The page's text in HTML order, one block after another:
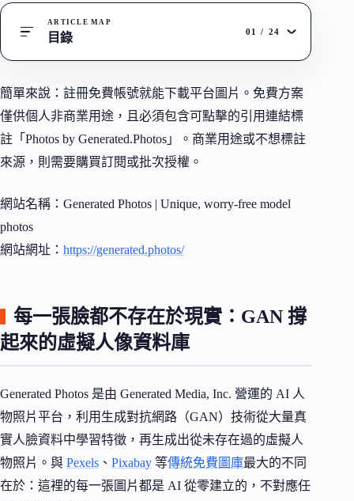
ARTICLE MAP
目錄 01 / 24
簡單來說：註冊免費帳號就能下載平台圖片。免費方案
僅供個人非商業用途，且必須包含可點擊的引用連結標
註「Photos by Generated.Photos」。商業用途或不想標註
來源，則需要購買訂閱或批次授權。
網站名稱：Generated Photos | Unique, worry-free model
photos
網站網址： https://generated.photos/
每一張臉都不存在於現實：GAN 撐
起來的虛擬人像資料庫
Generated Photos 是由 Generated Media, Inc. 營運的 AI 人
物照片平台，利用生成對抗網路（GAN）技術從大量真
實人臉資料中學習特徵，再生成出從未存在過的虛擬人
物照片。與 Pexels 、 Pixabay 等傳統免費圖庫最大的不同
在於：這裡的每一張圖片都是 AI 從零建立的，不對應任